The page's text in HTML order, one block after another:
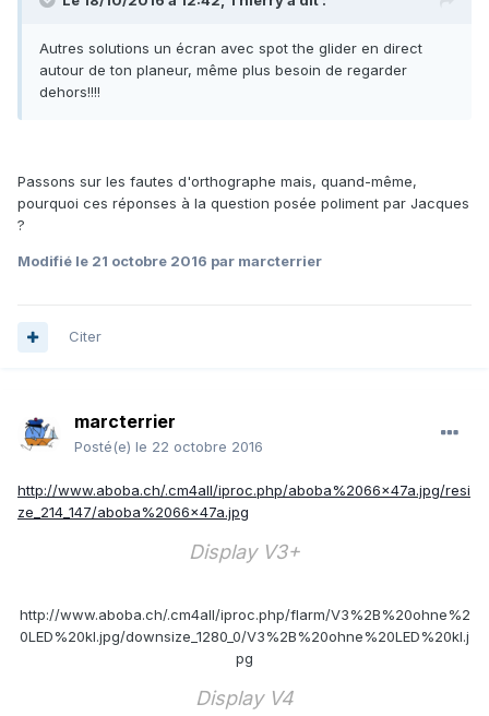
Autres solutions un écran avec spot the glider en direct
autour de ton planeur, même plus besoin de regarder
dehors!!!!
Passons sur les fautes d'orthographe mais, quand-même,
pourquoi ces réponses à la question posée poliment par Jacques
?
Modifié le 21 octobre 2016 par marcterrier
Citer
marcterrier
Posté(e) le 22 octobre 2016
http://www.aboba.ch/.cm4all/iproc.php/aboba%2066x47a.jpg/resi
ze_214_147/aboba%2066x47a.jpg
Display V3+
http://www.aboba.ch/.cm4all/iproc.php/flarm/V3%2B%20ohne%2
0LED%20kl.jpg/downsize_1280_0/V3%2B%20ohne%20LED%20kl.j
pg
Display V4